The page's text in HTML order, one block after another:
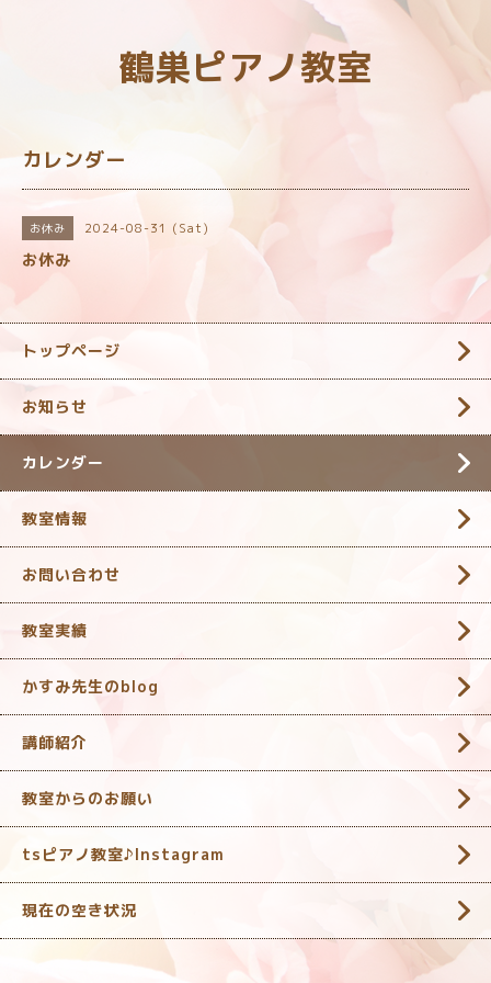
鶴巣ピアノ教室
カレンダー
お休み 2024-08-31 (Sat)
お休み
トップページ
お知らせ
カレンダー
教室情報
お問い合わせ
教室実績
かすみ先生のblog
講師紹介
教室からのお願い
tsピアノ教室♪Instagram
現在の空き状況